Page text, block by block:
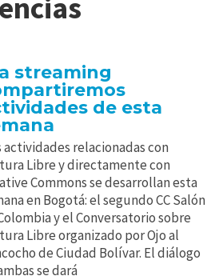
streaming
de esta
actividades relacionadas con
Libre y directamente con
Commons se desarrollan esta
en Bogotá: el segundo CC Salón
y el Conversatorio sobre
Libre organizado por Ojo al
de Ciudad Bolívar. El diálogo
se dará